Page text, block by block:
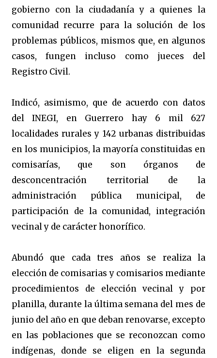
gobierno con la ciudadanía y a quienes la
comunidad recurre para la solución de los
problemas públicos, mismos que, en algunos
casos, fungen incluso como jueces del
Registro Civil.
Indicó, asimismo, que de acuerdo con datos
del INEGI, en Guerrero hay 6 mil 627
localidades rurales y 142 urbanas distribuidas
en los municipios, la mayoría constituidas en
comisarías, que son órganos de
desconcentración territorial de la
administración pública municipal, de
participación de la comunidad, integración
vecinal y de carácter honorífico.
Abundó que cada tres años se realiza la
elección de comisarias y comisarios mediante
procedimientos de elección vecinal y por
planilla, durante la última semana del mes de
junio del año en que deban renovarse, excepto
en las poblaciones que se reconozcan como
indígenas, donde se eligen en la segunda